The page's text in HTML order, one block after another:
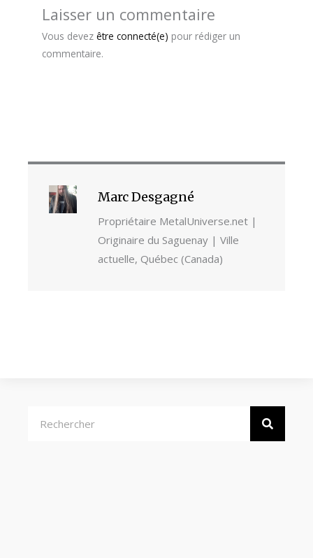
Laisser un commentaire
Vous devez être connecté(e) pour rédiger un
commentaire.
Marc Desgagné
Propriétaire MetalUniverse.net |
Originaire du Saguenay | Ville
actuelle, Québec (Canada)